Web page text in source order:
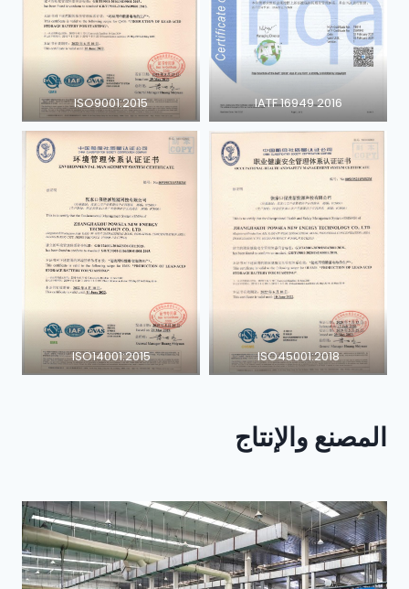
IATF 16949 2016
ISO9001:2015
ISO45001:2018
ISO14001:2015
المصنع والإنتاج